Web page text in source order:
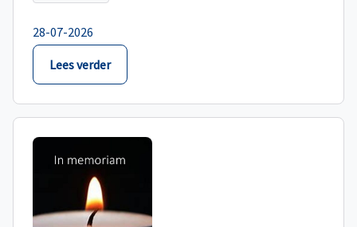
28-07-2026
Lees verder